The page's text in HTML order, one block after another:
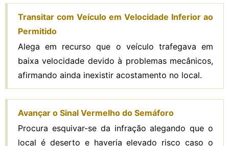
Transitar com Veículo em Velocidade Inferior ao
Permitido
Alega em recurso que o veículo trafegava em
baixa velocidade devido à problemas mecânicos,
afirmando ainda inexistir acostamento no local.
Avançar o Sinal Vermelho do Semáforo
Procura esquivar-se da infração alegando que o
local é deserto e haveria elevado risco caso o